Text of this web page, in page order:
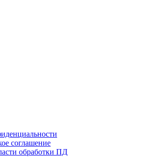
соглашение
обработки ПД